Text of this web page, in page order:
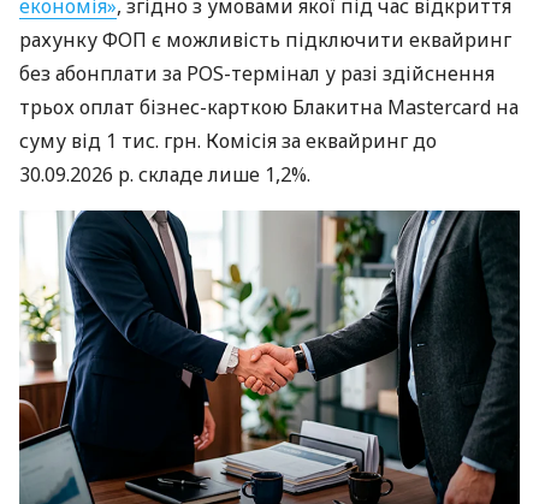
економія», згідно з умовами якої під час відкриття
рахунку ФОП є можливість підключити еквайринг
без абонплати за POS-термінал у разі здійснення
трьох оплат бізнес-карткою Блакитна Mastercard на
суму від 1 тис. грн. Комісія за еквайринг до
30.09.2026 р. складе лише 1,2%.